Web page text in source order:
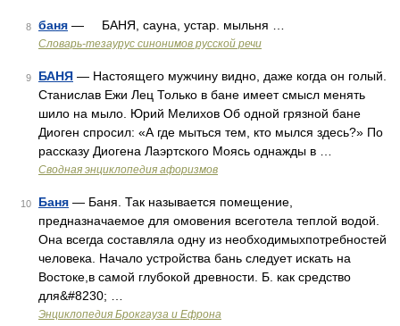
8 баня — БАНЯ, сауна, устар. мыльня …
Словарь-тезаурус синонимов русской речи
9 БАНЯ — Настоящего мужчину видно, даже когда он голый.
Станислав Ежи Лец Только в бане имеет смысл менять
шило на мыло. Юрий Мелихов Об одной грязной бане
Диоген спросил: «А где мыться тем, кто мылся здесь?» По
рассказу Диогена Лаэртского Моясь однажды в …
Сводная энциклопедия афоризмов
10 Баня — Баня. Так называется помещение,
предназначаемое для омовения всеготела теплой водой.
Она всегда составляла одну из необходимыхпотребностей
человека. Начало устройства бань следует искать на
Востоке,в самой глубокой древности. Б. как средство
для&#8230; …
Энциклопедия Брокгауза и Ефрона